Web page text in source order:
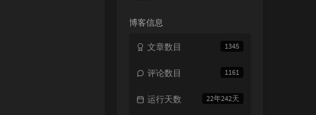
博客信息
1345
文章数目
1161
评论数目
22年242天
运行天数